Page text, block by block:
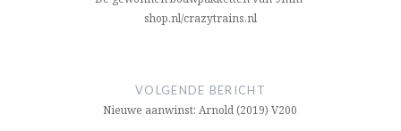
shop.nl/crazytrains.nl
VOLGENDE BERICHT
Nieuwe aanwinst: Arnold (2019) V200